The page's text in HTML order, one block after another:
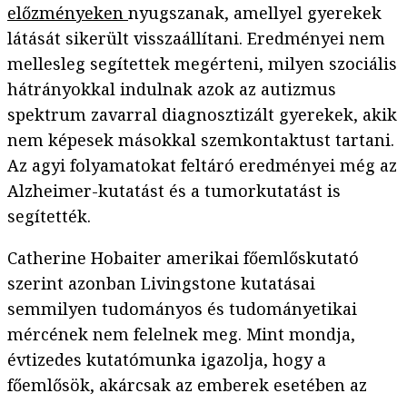
előzményeken nyugszanak, amellyel gyerekek
látását sikerült visszaállítani. Eredményei nem
mellesleg segítettek megérteni, milyen szociális
hátrányokkal indulnak azok az autizmus
spektrum zavarral diagnosztizált gyerekek, akik
nem képesek másokkal szemkontaktust tartani.
Az agyi folyamatokat feltáró eredményei még az
Alzheimer-kutatást és a tumorkutatást is
segítették.
Catherine Hobaiter amerikai főemlőskutató
szerint azonban Livingstone kutatásai
semmilyen tudományos és tudományetikai
mércének nem felelnek meg. Mint mondja,
évtizedes kutatómunka igazolja, hogy a
főemlősök, akárcsak az emberek esetében az